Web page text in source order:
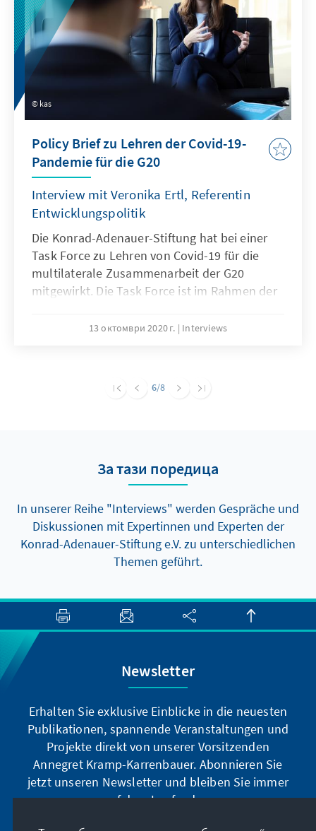
kas
Policy Brief zu Lehren der Covid-19-
Pandemie für die G20
Interview mit Veronika Ertl, Referentin
Entwicklungspolitik
Die Konrad-Adenauer-Stiftung hat bei einer
Task Force zu Lehren von Covid-19 für die
multilaterale Zusammenarbeit der G20
mitgewirkt. Die Task Force ist im Rahmen der
forschungsbasierte Politikberatung für die
erklärt sie genauer, was die Arbeit der T20
13 октомври 2020 г. Interviews
6/8
За тази поредица
In unserer Reihe "Interviews" werden Gespräche und
Diskussionen mit Expertinnen und Experten der
Konrad-Adenauer-Stiftung e.V. zu unterschiedlichen
Themen geführt.
Newsletter
Erhalten Sie exklusive Einblicke in die neuesten
Publikationen, spannende Veranstaltungen und
Projekte direkt von unserer Vorsitzenden
Annegret Kramp-Karrenbauer. Abonnieren Sie
jetzt unseren Newsletter und bleiben Sie immer
auf dem Laufenden.